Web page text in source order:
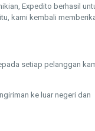
Expedito berhasil
kami kembali
setiap pelanggan
ke luar negeri dan